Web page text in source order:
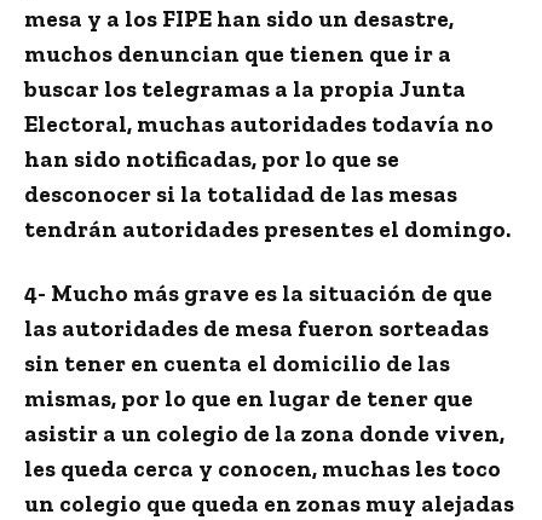
mesa y a los FIPE han sido un desastre,
muchos denuncian que tienen que ir a
buscar los telegramas a la propia Junta
Electoral, muchas autoridades todavía no
han sido notificadas, por lo que se
desconocer si la totalidad de las mesas
tendrán autoridades presentes el domingo.
4- Mucho más grave es la situación de que
las autoridades de mesa fueron sorteadas
sin tener en cuenta el domicilio de las
mismas, por lo que en lugar de tener que
asistir a un colegio de la zona donde viven,
les queda cerca y conocen, muchas les toco
un colegio que queda en zonas muy alejadas